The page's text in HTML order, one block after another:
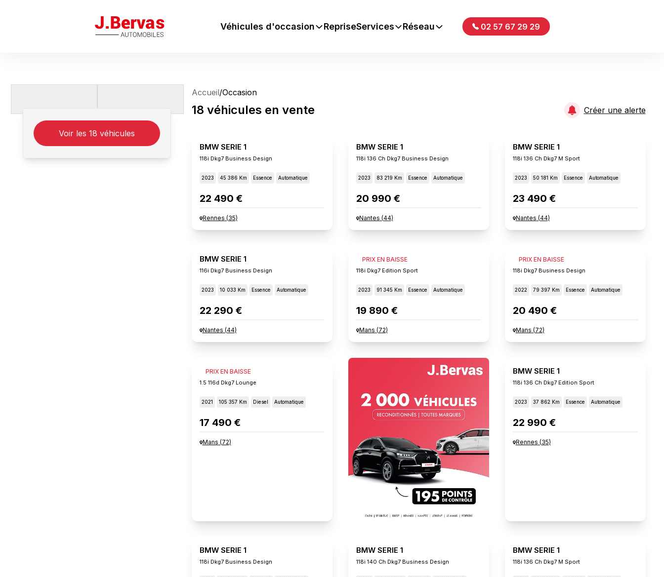
J.Bervas Véhicules d'occasion RepriseServices Réseau 02 57 67 29 29
Voir les 18 véhicules
Accueil/Occasion
18 véhicules en vente Créer une alerte
BMW SERIE 1
118i Dkg7 Business Design
2023 45 386 Km Essence Automatique
22 490 €
Rennes (35)
BMW SERIE 1
118i 136 Ch Dkg7 Business Design
2023 83 219 Km Essence Automatique
20 990 €
Nantes (44)
BMW SERIE 1
118i 136 Ch Dkg7 M Sport
2023 50 181 Km Essence Automatique
23 490 €
Nantes (44)
BMW SERIE 1
116i Dkg7 Business Design
2023 10 033 Km Essence Automatique
22 290 €
Nantes (44)
PRIX EN BAISSE
BMW SERIE 1
118i Dkg7 Edition Sport
2023 91 345 Km Essence Automatique
19 890 €
Mans (72)
PRIX EN BAISSE
BMW SERIE 1
118i Dkg7 Business Design
2022 79 397 Km Essence Automatique
20 490 €
Mans (72)
PRIX EN BAISSE
BMW SERIE 1
1.5 116d Dkg7 Lounge
2021 105 357 Km Diesel Automatique
17 490 €
Mans (72)
BMW SERIE 1
118i 136 Ch Dkg7 Edition Sport
2023 37 862 Km Essence Automatique
22 990 €
Rennes (35)
BMW SERIE 1
118i Dkg7 Business Design
BMW SERIE 1
118i 140 Ch Dkg7 Business Design
BMW SERIE 1
118i 136 Ch Dkg7 M Sport